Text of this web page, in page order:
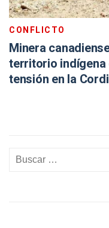
CONFLICTO
Minera
territorio indígena
tensión en la